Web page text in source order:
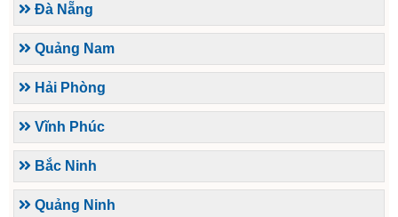
Đà Nẵng
Quảng Nam
Hải Phòng
Vĩnh Phúc
Bắc Ninh
Quảng Ninh